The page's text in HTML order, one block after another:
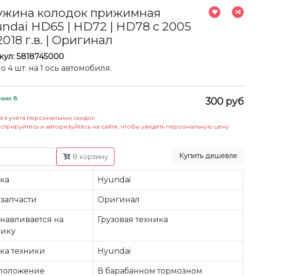
колодок прижимная
HD65 | HD72 | HD78 с 2005
г.в. | Оригинал
5818745000
4 шт. на 1 ось автомобиля.
8 300 руб
учета персональных скидок
и авторизуйтесь на сайте, чтобы увидеть персональную цену
В корзину Купить дешевле
Hyundai
Оригинал
на
Грузовая техника
техники Hyundai
В барабанном тормозном